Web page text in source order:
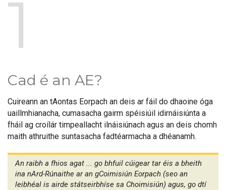
1
Cad é an AE?
Cuireann an tAontas Eorpach an deis ar fáil do dhaoine óga
uaillmhianacha, cumasacha gairm spéisiúil idirnáisiúnta a
fháil ag croílár timpeallacht ilnáisiúnach agus an deis chomh
maith athruithe suntasacha fadtéarmacha a dhéanamh.
An raibh a fhios agat ... go bhfuil cúigear tar éis a bheith
ina nArd-Rúnaithe ar an gCoimisiún Eorpach (seo an
leibhéal is airde státseirbhíse sa Choimisiún) agus, go dtí